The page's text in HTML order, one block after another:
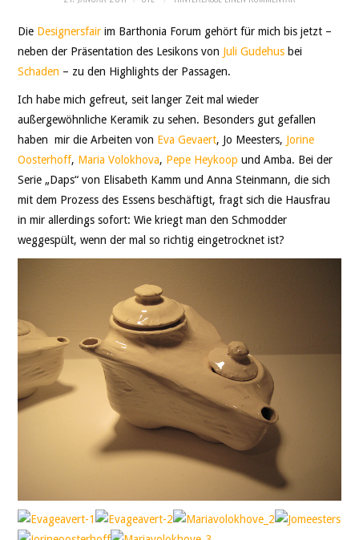
SOCIAL WEB
LEBEN
DATENSCHUTZ
Die Designersfairim Barthonia Forum gehört für mich bis jetzt –
neben der Präsentation des Lesikons von Juli Gudehus bei
Schaden – zu den Highlights der Passagen.
Ich habe mich gefreut, seit langer Zeit mal wieder
außergewöhnliche Keramik zu sehen. Besonders gut gefallen
haben mir die Arbeiten von Eva Gevaert, Jo Meesters, Jorine
Oosterhoff, Maria Volokhova, Pepe Heykoop und Amba. Bei der
Serie „Daps“ von Elisabeth Kamm und Anna Steinmann, die sich
mit dem Prozess des Essens beschäftigt, fragt sich die Hausfrau
in mir allerdings sofort: Wie kriegt man den Schmodder
weggespült, wenn der mal so richtig eingetrocknet ist?